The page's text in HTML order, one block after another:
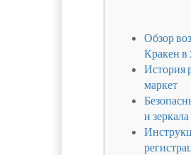
Обзор
Кракен в
История
маркет
и зеркала